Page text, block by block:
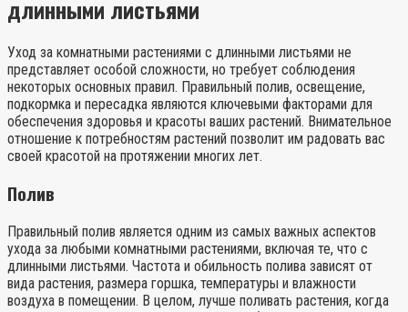
длинными листьями
Уход за комнатными растениями с длинными листьями не
представляет особой сложности, но требует соблюдения
некоторых основных правил. Правильный полив, освещение,
подкормка и пересадка являются ключевыми факторами для
обеспечения здоровья и красоты ваших растений. Внимательное
отношение к потребностям растений позволит им радовать вас
своей красотой на протяжении многих лет.
Полив
Правильный полив является одним из самых важных аспектов
ухода за любыми комнатными растениями, включая те, что с
длинными листьями. Частота и обильность полива зависят от
вида растения, размера горшка, температуры и влажности
воздуха в помещении. В целом, лучше поливать растения, когда